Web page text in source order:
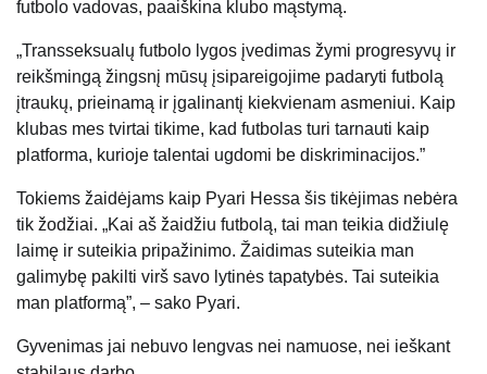
futbolo vadovas, paaiškina klubo mąstymą.
„Transseksualų futbolo lygos įvedimas žymi progresyvų ir
reikšmingą žingsnį mūsų įsipareigojime padaryti futbolą
įtraukų, prieinamą ir įgalinantį kiekvienam asmeniui. Kaip
klubas mes tvirtai tikime, kad futbolas turi tarnauti kaip
platforma, kurioje talentai ugdomi be diskriminacijos.”
Tokiems žaidėjams kaip Pyari Hessa šis tikėjimas nebėra
tik žodžiai. „Kai aš žaidžiu futbolą, tai man teikia didžiulę
laimę ir suteikia pripažinimo. Žaidimas suteikia man
galimybę pakilti virš savo lytinės tapatybės. Tai suteikia
man platformą”, – sako Pyari.
Gyvenimas jai nebuvo lengvas nei namuose, nei ieškant